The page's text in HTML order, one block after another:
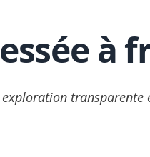
à
exploration